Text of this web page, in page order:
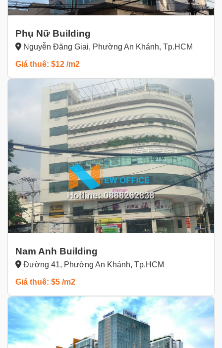
Phụ Nữ Building
Nguyễn Đăng Giai, Phường An Khánh, Tp.HCM
Giá thuê: $12 /m2
Nam Anh Building
Đường 41, Phường An Khánh, Tp.HCM
Giá thuê: $5 /m2